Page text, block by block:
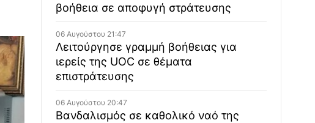
βοήθεια σε αποφυγή στράτευσης
06 Αυγούστου 21:47
Λειτούργησε γραμμή βοήθειας για
ιερείς της UOC σε θέματα
επιστράτευσης
06 Αυγούστου 20:47
Βανδαλισμός σε καθολικό ναό της